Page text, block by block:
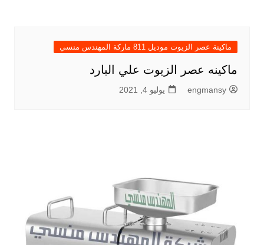
ماكينة عصر الزيوت موديل 811 ماركة المهندس منسي
ماكينه عصر الزيوت علي البارد
engmansy يوليو 4, 2021